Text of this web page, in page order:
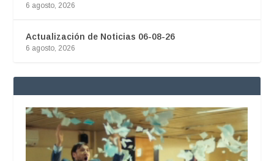
6 agosto, 2026
Actualización de Noticias 06-08-26
6 agosto, 2026